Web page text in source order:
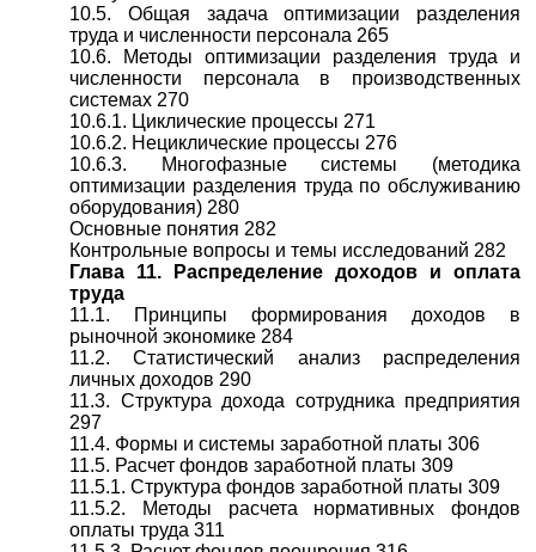
10.5. Общая задача оптимизации разделения
труда и численности персонала 265
10.6. Методы оптимизации разделения труда и
численности персонала в производственных
системах 270
10.6.1. Циклические процессы 271
10.6.2. Нециклические процессы 276
10.6.3. Многофазные системы (методика
оптимизации разделения труда по обслуживанию
оборудования) 280
Основные понятия 282
Контрольные вопросы и темы исследований 282
Глава 11. Распределение доходов и оплата
труда
11.1. Принципы формирования доходов в
рыночной экономике 284
11.2. Статистический анализ распределения
личных доходов 290
11.3. Структура дохода сотрудника предприятия
297
11.4. Формы и системы заработной платы 306
11.5. Расчет фондов заработной платы 309
11.5.1. Структура фондов заработной платы 309
11.5.2. Методы расчета нормативных фондов
оплаты труда 311